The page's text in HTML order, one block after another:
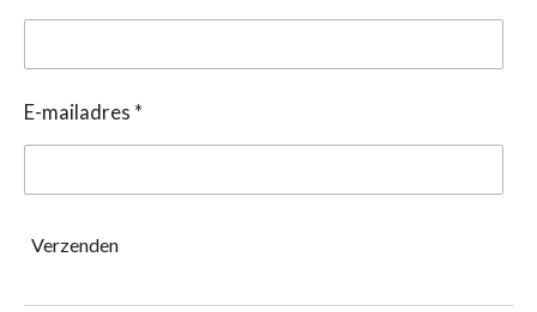
E-mailadres *
Verzenden